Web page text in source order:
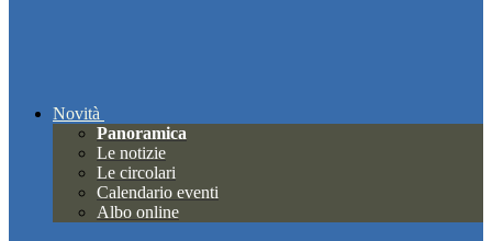
Novità
Panoramica
Le notizie
Le circolari
Calendario eventi
Albo online